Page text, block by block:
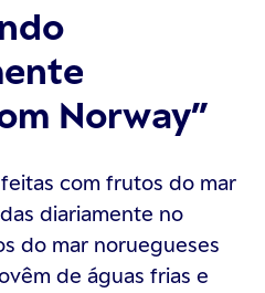
Norway”
com frutos do mar
diariamente no
do mar noruegueses
de águas frias e